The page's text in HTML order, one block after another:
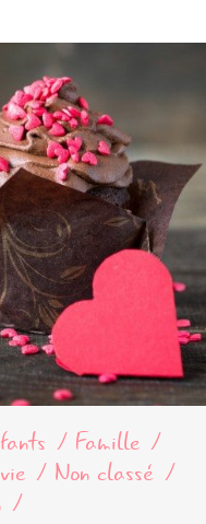
Famille
Non classé